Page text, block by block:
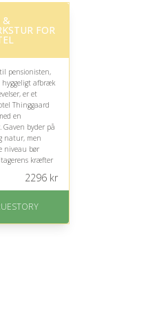
&
FOR
pensionisten,
hyggeligt afbræk
er et
Thinggaard
en
byder på
natur, men
niveau bør
kræfter
2 dages
2296kr